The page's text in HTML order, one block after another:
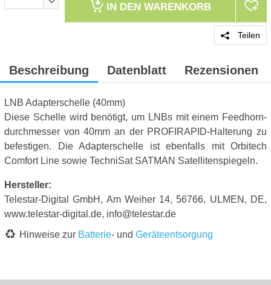
IN DEN WARENKORB
Teilen
Beschreibung Datenblatt Rezensionen
LNB Adapterschelle (40mm)
Diese Schelle wird benötigt, um LNBs mit einem Feedhorn-
durchmesser von 40mm an der PROFIRAPID-Halterung zu
befestigen. Die Adapterschelle ist ebenfalls mit Orbitech
Comfort Line sowie TechniSat SATMAN Satellitenspiegeln.
Hersteller:
Telestar-Digital GmbH, Am Weiher 14, 56766, ULMEN, DE,
www.telestar-digital.de, info@telestar.de
Hinweise zur Batterie- und Geräteentsorgung